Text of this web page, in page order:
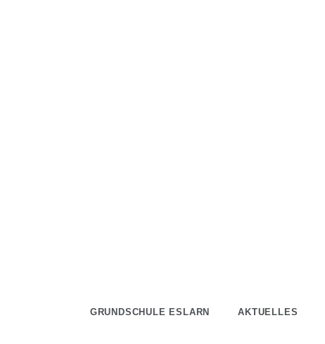
GRUNDSCHULE ESLARN AKTUELLES